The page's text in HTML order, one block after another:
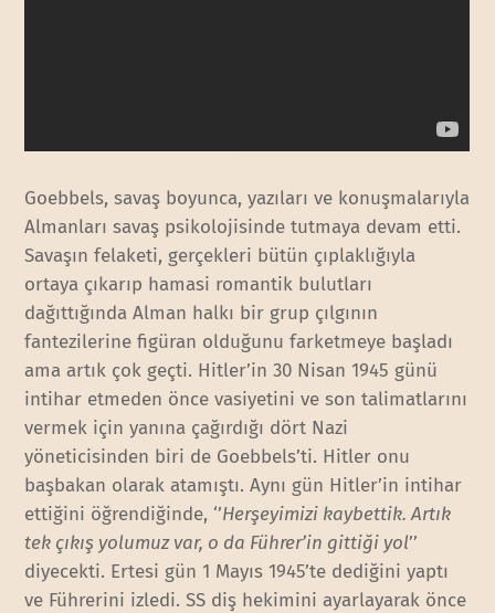
Goebbels, savaş boyunca, yazıları ve konuşmalarıyla
Almanları savaş psikolojisinde tutmaya devam etti.
Savaşın felaketi, gerçekleri bütün çıplaklığıyla
ortaya çıkarıp hamasi romantik bulutları
dağıttığında Alman halkı bir grup çılgının
fantezilerine figüran olduğunu farketmeye başladı
ama artık çok geçti. Hitler’in 30 Nisan 1945 günü
intihar etmeden önce vasiyetini ve son talimatlarını
vermek için yanına çağırdığı dört Nazi
yöneticisinden biri de Goebbels’ti. Hitler onu
başbakan olarak atamıştı. Aynı gün Hitler’in intihar
ettiğini öğrendiğinde, ‘’Herşeyimizi kaybettik. Artık
tek çıkış yolumuz var, o da Führer’in gittiği yol’’
diyecekti. Ertesi gün 1 Mayıs 1945’te dediğini yaptı
ve Führerini izledi. SS diş hekimini ayarlayarak önce